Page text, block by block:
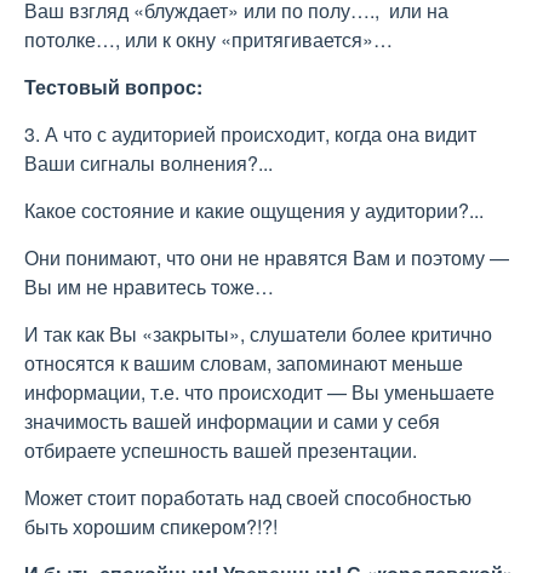
Ваш взгляд «блуждает» или по полу…., или на
потолке…, или к окну «притягивается»…
Тестовый вопрос:
3. А что с аудиторией происходит, когда она видит
Ваши сигналы волнения?...
Какое состояние и какие ощущения у аудитории?...
Они понимают, что они не нравятся Вам и поэтому —
Вы им не нравитесь тоже…
И так как Вы «закрыты», слушатели более критично
относятся к вашим словам, запоминают меньше
информации, т.е. что происходит — Вы уменьшаете
значимость вашей информации и сами у себя
отбираете успешность вашей презентации.
Может стоит поработать над своей способностью
быть хорошим спикером?!?!